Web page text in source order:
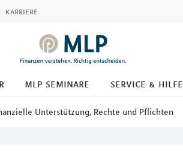
karriere
mlp seminare service & hilfe
Unterstützung, Rechte und Pflichten